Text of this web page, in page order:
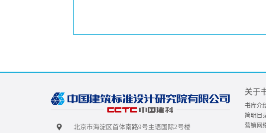
北京市海淀区首体南路9号主语国际2号楼
关于
书库介
简明目
营销网